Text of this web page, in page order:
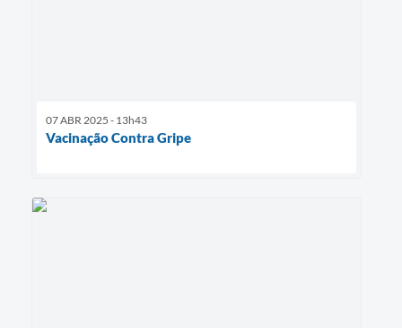
07 ABR 2025 - 13h43
Vacinação Contra Gripe